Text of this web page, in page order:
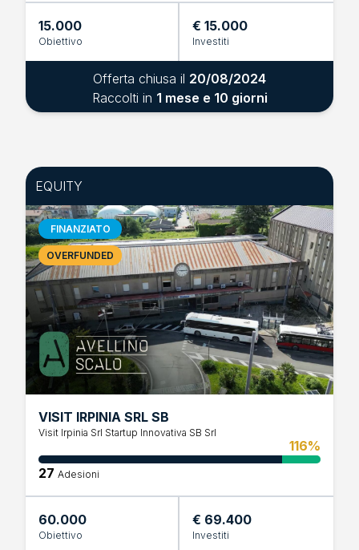
15.000
Obiettivo
€ 15.000
Investiti
Offerta chiusa il 20/08/2024
Raccolti in 1 mese e 10 giorni
EQUITY
FINANZIATO
OVERFUNDED
VISIT IRPINIA SRL SB
Visit Irpinia Srl Startup Innovativa SB Srl
116%
27 Adesioni
60.000
Obiettivo
€ 69.400
Investiti